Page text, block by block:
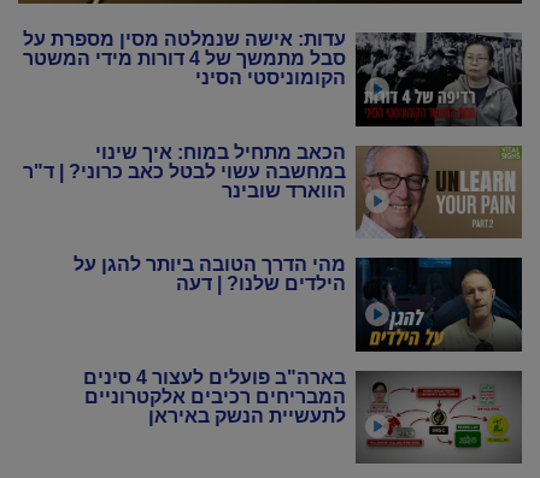
עדות: אישה שנמלטה מסין מספרת על
סבל מתמשך של 4 דורות מידי המשטר
הקומוניסטי הסיני
הכאב מתחיל במוח: איך שינוי
במחשבה עשוי לבטל כאב כרוני? | ד"ר
הווארד שובינר
מהי הדרך הטובה ביותר להגן על
הילדים שלנו? | דעה
בארה"ב פועלים לעצור 4 סינים
המבריחים רכיבים אלקטרוניים
לתעשיית הנשק באיראן